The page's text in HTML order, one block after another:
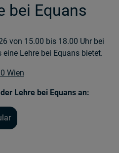
bei Equans
von 15.00 bis 18.00 Uhr bei
Lehre bei Equans bietet.
Wien
Lehre bei Equans an: